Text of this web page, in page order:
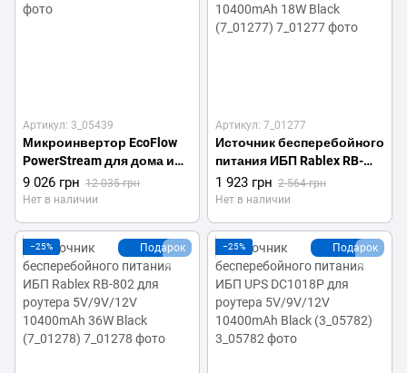
Артикул: 3_05439
Микроинвертор EcoFlow
PowerStream для дома и
солнечных панелей 800W
Grey (3_05439)
9 026 грн 12 035 грн
Нет в наличии
Артикул: 7_01277
Источник бесперебойного
питания ИБП Rablex RB-
801 для роутера 5V/9V/12V
10400mAh 18W Black
1 923 грн 2 564 грн
Нет в наличии
Подарок
−25% Подарок
−25%